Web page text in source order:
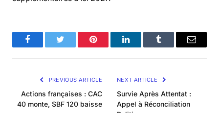
FacebookTwitter Pinterest LinkedInTumblr Email
PREVIOUS ARTICLE
Actions françaises : CAC
40 monte, SBF 120 baisse
NEXT ARTICLE
Survie Après Attentat :
Appel à Réconciliation